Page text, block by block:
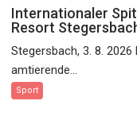
Internationaler
Resort
Stegersbach, 3. 8.
amtierende...
Sport